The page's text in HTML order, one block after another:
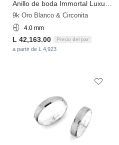
9k Oro Blanco & Circonita
4.0 mm
L 42,163.00 Precio del par
a partir de L 4,923